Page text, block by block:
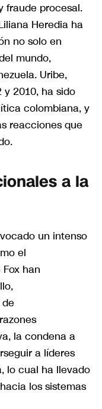
fraude procesal.
Heredia ha
no solo en
mundo,
Uribe,
2010, ha sido
colombiana, y
reacciones que
a la
un intenso
el
han
la condena a
a líderes
lo cual ha llevado
los sistemas